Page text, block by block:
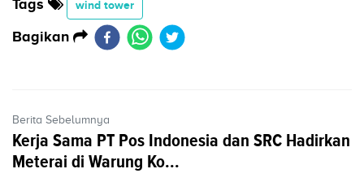
Tags wind tower
Bagikan
Berita Sebelumnya
Kerja Sama PT Pos Indonesia dan SRC Hadirkan
Meterai di Warung Ko...